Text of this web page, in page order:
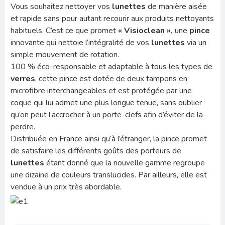
Vous souhaitez nettoyer vos lunettes de manière aisée
et rapide sans pour autant recourir aux produits nettoyants
habituels. C’est ce que promet « Visioclean », une pince
innovante qui nettoie l’intégralité de vos lunettes via un
simple mouvement de rotation.
100 % éco-responsable et adaptable à tous les types de
verres, cette pince est dotée de deux tampons en
microfibre interchangeables et est protégée par une
coque qui lui admet une plus longue tenue, sans oublier
qu’on peut l’accrocher à un porte-clefs afin d’éviter de la
perdre.
Distribuée en France ainsi qu’à l’étranger, la pince promet
de satisfaire les différents goûts des porteurs de
lunettes étant donné que la nouvelle gamme regroupe
une dizaine de couleurs translucides. Par ailleurs, elle est
vendue à un prix très abordable.